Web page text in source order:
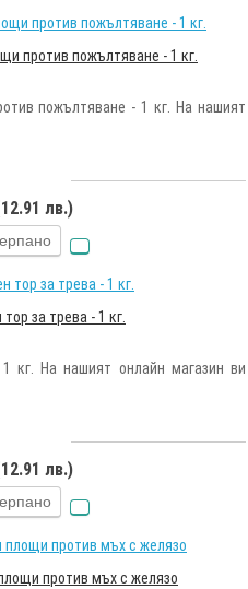
против пожълтяване - 1 кг.
пожълтяване - 1 кг. На нашият
лв.)
за трева - 1 кг.
кг. На нашият онлайн магазин ви
лв.)
против мъх с желязо